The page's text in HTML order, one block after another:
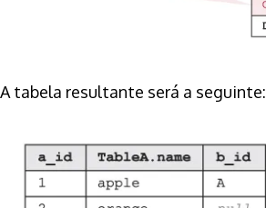
A tabela resultante será a seguinte: